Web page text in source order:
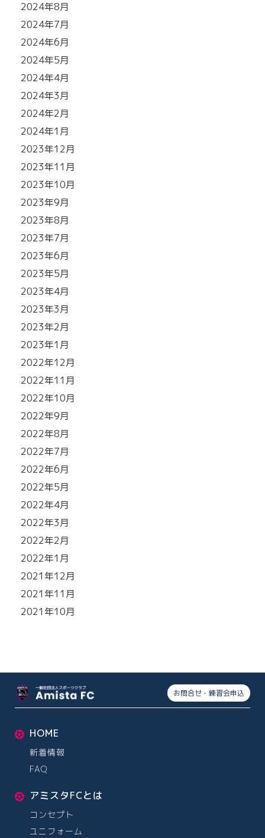
2024年8月
2024年7月
2024年6月
2024年5月
2024年4月
2024年3月
2024年2月
2024年1月
2023年12月
2023年11月
2023年10月
2023年9月
2023年8月
2023年7月
2023年6月
2023年5月
2023年4月
2023年3月
2023年2月
2023年1月
2022年12月
2022年11月
2022年10月
2022年9月
2022年8月
2022年7月
2022年6月
2022年5月
2022年4月
2022年3月
2022年2月
2022年1月
2021年12月
2021年11月
2021年10月
お問合せ・練習会申込
HOME
新着情報
FAQ
アミスタFCとは
コンセプト
ユニフォーム